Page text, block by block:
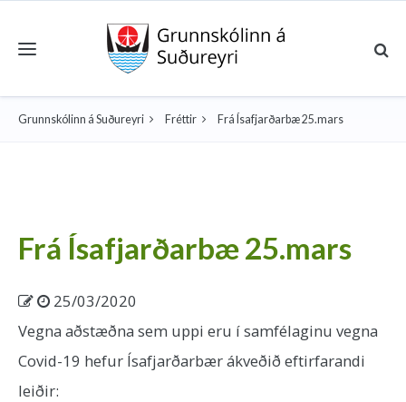
Toggle navigation
Grunnskólinn á Suðureyri Fréttir Frá Ísafjarðarbæ 25.mars
Frá Ísafjarðarbæ 25.mars
25/03/2020
Vegna aðstæðna sem uppi eru í samfélaginu vegna
Covid-19 hefur Ísafjarðarbær ákveðið eftirfarandi
leiðir: